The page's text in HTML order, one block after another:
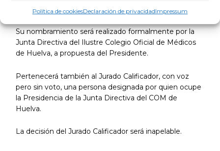
Política de cookiesDeclaración de privacidadImpressum
Fundación Atlantic Copper.
Su nombramiento será realizado formalmente por la
Junta Directiva del Ilustre Colegio Oficial de Médicos
de Huelva, a propuesta del Presidente.
Pertenecerá también al Jurado Calificador, con voz
pero sin voto, una persona designada por quien ocupe
la Presidencia de la Junta Directiva del COM de
Huelva.
La decisión del Jurado Calificador será inapelable.